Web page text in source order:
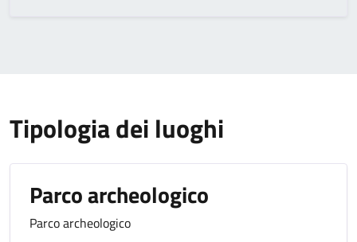
Tipologia dei luoghi
Parco archeologico
Parco archeologico